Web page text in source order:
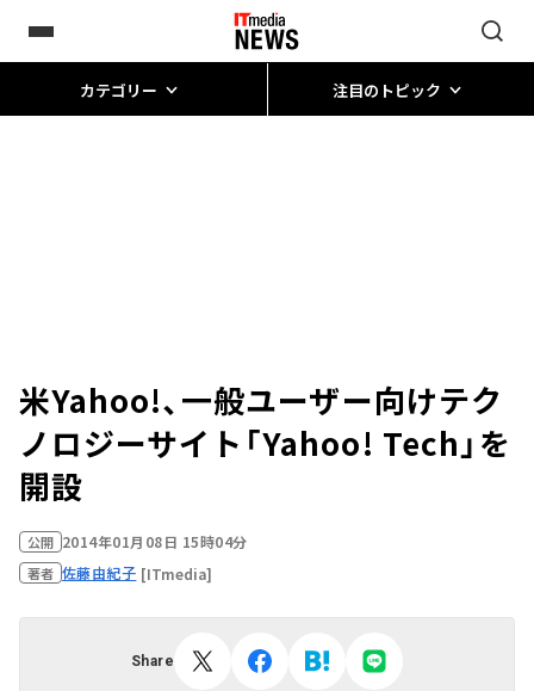
カテゴリー 注目のトピック
米Yahoo!、一般ユーザー向けテク
ノロジーサイト「Yahoo! Tech」を
開設
公開 2014年01月08日 15時04分
著者 佐藤由紀子 [ITmedia]
Share